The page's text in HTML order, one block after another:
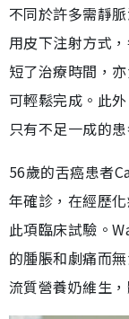
不同於許多需靜
用皮下注射方式
短了治療時間，
可輕鬆完成。此
只有不足一成的
56歲的舌癌患者
年確診，在經歷
此項臨床試驗。
的腫脹和劇痛而
流質營養奶維生